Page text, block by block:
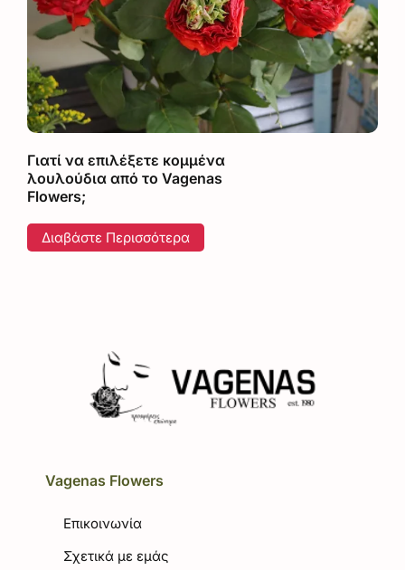
Γιατί να επιλέξετε κομμένα
λουλούδια από το Vagenas
Flowers;
Διαβάστε Περισσότερα
Vagenas Flowers
Επικοινωνία
Σχετικά με εμάς